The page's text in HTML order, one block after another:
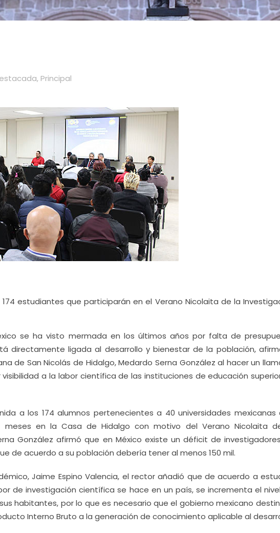
, Principal
estudiantes que participarán en el Verano Nicolaita de la
se ha visto mermada en los últimos años por falta de
directamente ligada al desarrollo y bienestar de la población,
de San Nicolás de Hidalgo, Medardo Serna González al hacer un
a la labor científica de las instituciones de educación
a los 174 alumnos pertenecientes a 40 universidades mexicanas
meses en la Casa de Hidalgo con motivo del Verano Nicolaita
González afirmó que en México existe un déficit de
de acuerdo a su población debería tener al menos 150 mil.
Jaime Espino Valencia, el rector añadió que de acuerdo a
de investigación científica se hace en un país, se incrementa el
habitantes, por lo que es necesario que el gobierno mexicano
Interno Bruto a la generación de conocimiento aplicable al